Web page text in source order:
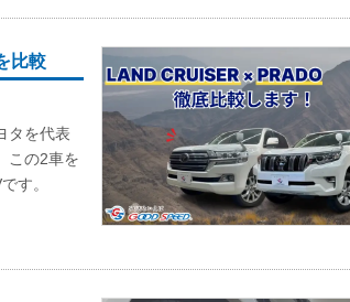
比較
タを代表
この2車を
す。